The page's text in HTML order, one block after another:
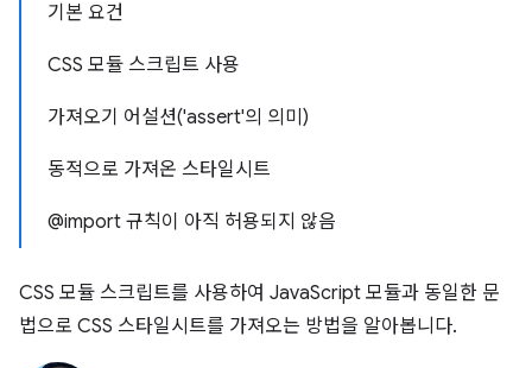
기본 요건
CSS 모듈 스크립트 사용
가져오기 어설션('assert'의 의미)
동적으로 가져온 스타일시트
@import 규칙이 아직 허용되지 않음
CSS 모듈 스크립트를 사용하여 JavaScript 모듈과 동일한 문
법으로 CSS 스타일시트를 가져오는 방법을 알아봅니다.